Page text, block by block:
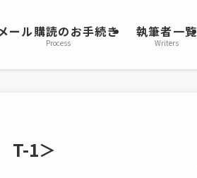
ール購読のお手続き
Process
執筆者一覧
Writers
T-1＞